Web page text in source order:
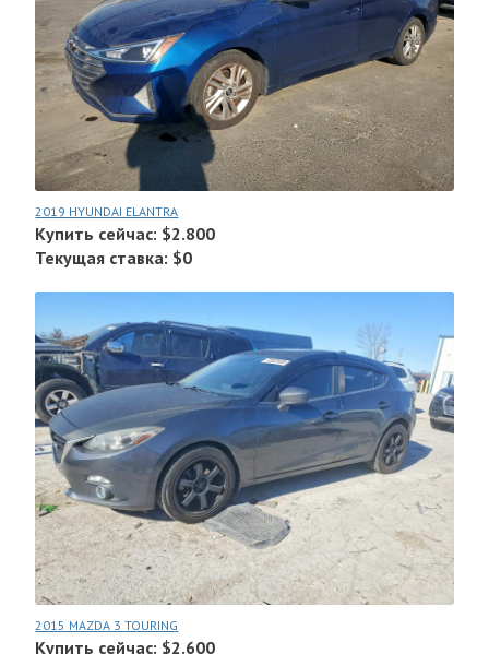
2019 HYUNDAI ELANTRA
Купить сейчас: $2.800
Текущая ставка: $0
2015 MAZDA 3 TOURING
Купить сейчас: $2.600